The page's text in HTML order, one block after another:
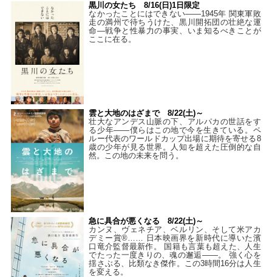
黒川の女たち 8/16(日)1日限定
なかったことにはできない——1945年 関東軍敗
走の満州で待ちうけた、黒川開拓団の壮絶な運
命―戦争と性暴力の事実、いま知るべきことが
ここに在る。
雲と大地のはざまで 8/22(土)～
壮大なアンデス山脈の下、アルパカの世話をす
る少年――僕らはこの地で今を生きている。ペ
ルー代表のワールドカップ出場に期待を寄せる8
歳の少年が見る世界。人知を超えた圧倒的な自
然。この地の未来を問う。
急に具合が悪くなる 8/22(土)～
カンヌ、ヴェネチア、ベルリン、そして米アカ
デミー賞®…… 日本映画界を新時代に導いた濱
口竜介監督最新作。 国籍も言葉も超えた、人生
でたった一度きりの、魂の邂逅――。 強く心を
揺さぶる、比類なき傑作。この3時間16分は人生
を変える。